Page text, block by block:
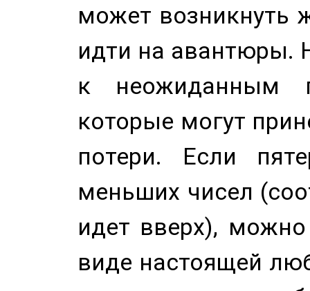
может возникнуть
идти на авантюры.
к неожиданным
которые могут
потери. Если
меньших чисел
идет вверх),
виде настоящей